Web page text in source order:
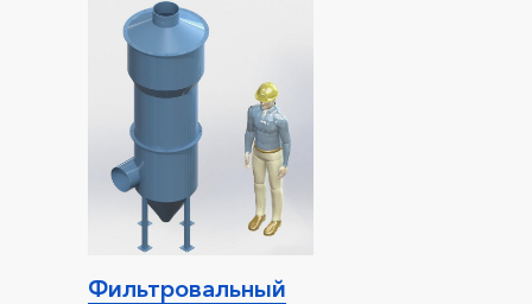
Фильтровальный